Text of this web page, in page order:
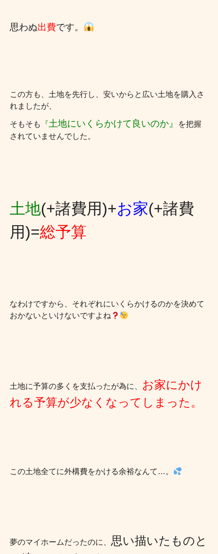
思わぬ出費です。
この方も、土地を先行し、安いからと広い土地を購入さ
れましたが、
そもそも 『土地にいくらかけて良いのか』
を把握
されていませんでした。
土地(+諸費用)+お家(+諸費
用)=総予算
なわけですから、それぞれにいくらかけるのかを決めて
おかないといけないですよね
土地に予算の多くを支払ったが為に、
お家にかけ
れる予算が少なくなってしまった。
この土地全てに外構費をかける余裕なんて … 。
夢のマイホームだったのに、 思い描いたものと